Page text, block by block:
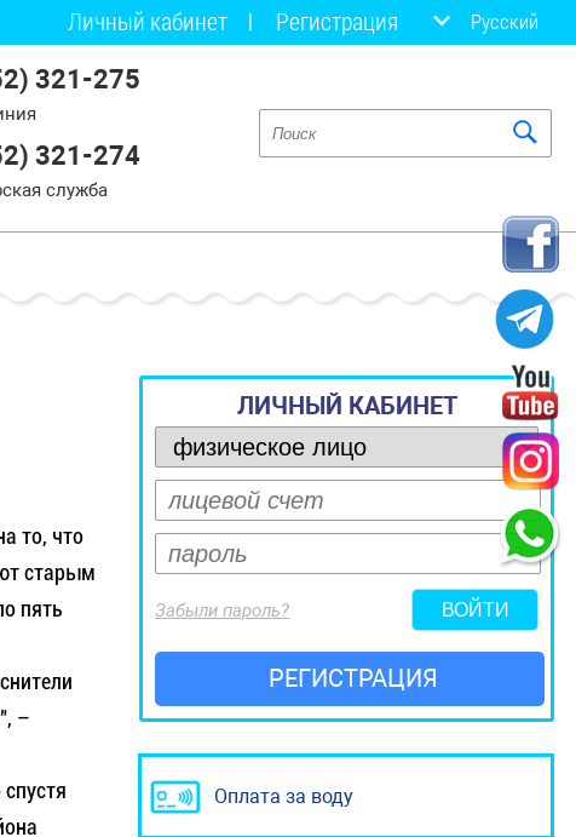
Личный кабинет Регистрация Русский
321-275
321-274
служба
то, что
старым
пять
–
ЛИЧНЫЙ КАБИНЕТ
Забыли пароль?
РЕГИСТРАЦИЯ
Оплата за воду